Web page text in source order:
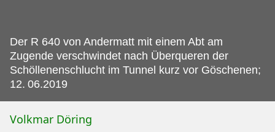
Der R 640 von Andermatt mit einem Abt am
Zugende verschwindet nach Überqueren der
Schöllenenschlucht im Tunnel kurz vor Göschenen;
12. 06.2019
Volkmar Döring